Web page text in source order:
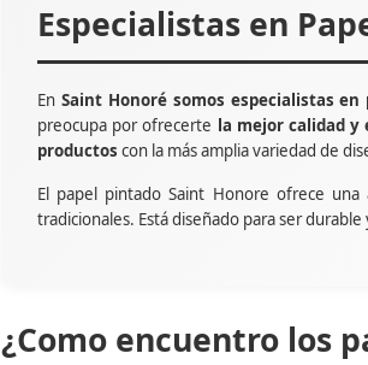
Especialistas en
En Saint Honoré somos especialistas
preocupa por ofrecerte la mejor calidad y
productos con la más amplia variedad de
El papel pintado Saint Honore ofrece
tradicionales. Está diseñado para ser
¿Como encuentro los